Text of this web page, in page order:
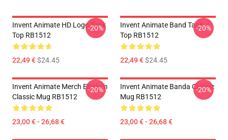
Invent Animate HD Logo Tank
Top RB1512
22,49 €$24.45
-20%
Invent Animate Band Tank
Top RB1512
22,49 €$24.45
-20%
Invent Animate Merch Elysium
Classic Mug RB1512
23,00 € - 26,68 €
-20%
Invent Animate Banda Classic
Mug RB1512
23,00 € - 26,68 €
-20%